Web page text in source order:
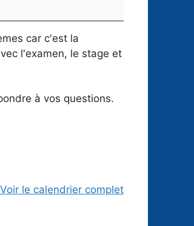
car c'est la
l'examen, le stage et
à vos questions.
Voir le calendrier complet